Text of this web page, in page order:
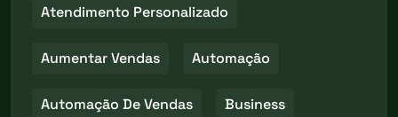
Atendimento Personalizado
Aumentar Vendas Automação
Automação De Vendas Business